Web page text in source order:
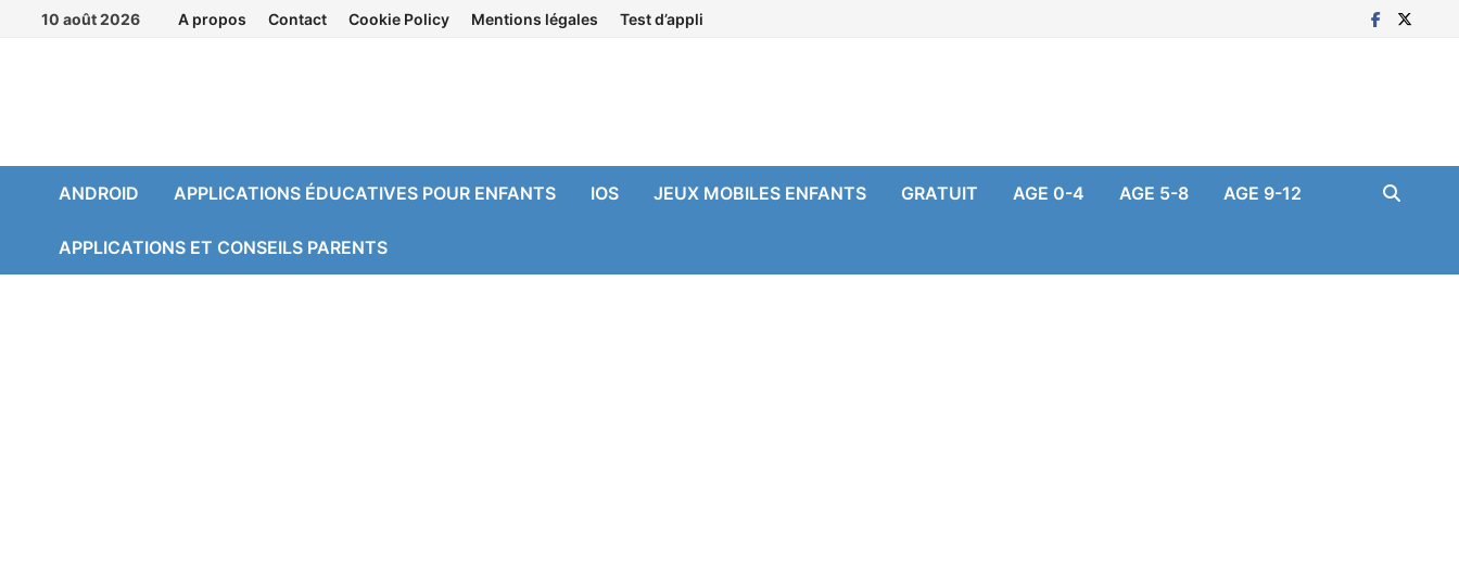
Passer10 août 2026 A propos Contact Cookie Policy Mentions légales Test d’appli
ANDROID APPLICATIONS ÉDUCATIVES POUR ENFANTS IOS JEUX MOBILES ENFANTS GRATUIT AGE 0-4 AGE 5-8 AGE 9-12
APPLICATIONS ET CONSEILS PARENTS